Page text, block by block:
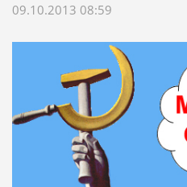
09.10.2013 08:59